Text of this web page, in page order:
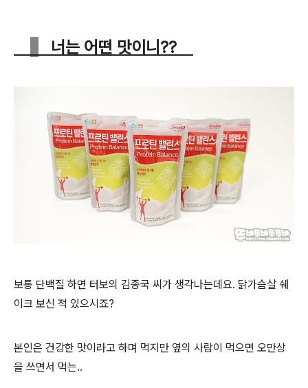
너는 어떤 맛이니??
보통 단백질 하면 터보의 김종국 씨가 생각나는데요. 닭가슴살 쉐
이크 보신 적 있으시죠?
본인은 건강한 맛이라고 하며 먹지만 옆의 사람이 먹으면 오만상
을 쓰면서 먹는..